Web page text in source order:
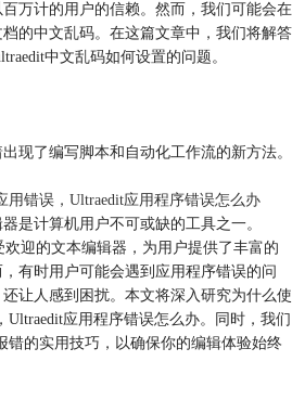
万计的用户的信赖。然而，我们可能会在
的中文乱码。在这篇文章中，我们将解答
中文乱码如何设置的问题。
现了编写脚本和自动化工作流的新方法。
用错误，Ultraedit应用程序错误怎么办
是计算机用户不可或缺的工具之一。
迎的文本编辑器，为用户提供了丰富的
有时用户可能会遇到应用程序错误的问
让人感到困扰。本文将深入研究为什么使
Ultraedit应用程序错误怎么办。同时，我们
错的实用技巧，以确保你的编辑体验始终